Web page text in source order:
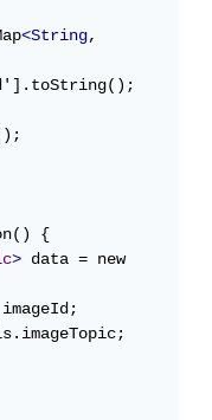
<String
{
> data = new